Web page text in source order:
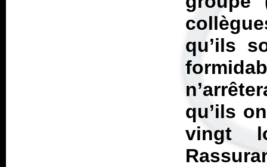
qu’ils
qu’ils
vingt